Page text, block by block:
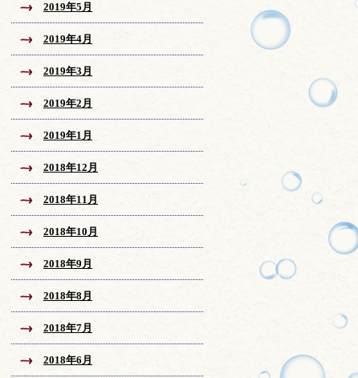
2019年5月
2019年4月
2019年3月
2019年2月
2019年1月
2018年12月
2018年11月
2018年10月
2018年9月
2018年8月
2018年7月
2018年6月